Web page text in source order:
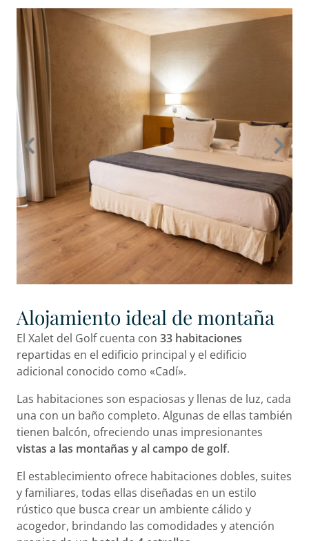
Alojamiento ideal de montaña
El Xalet del Golf cuenta con 33 habitaciones
repartidas en el edificio principal y el edificio
adicional conocido como «Cadí».
Las habitaciones son espaciosas y llenas de luz, cada
una con un baño completo. Algunas de ellas también
tienen balcón, ofreciendo unas impresionantes
vistas a las montañas y al campo de golf.
El establecimiento ofrece habitaciones dobles, suites
y familiares, todas ellas diseñadas en un estilo
rústico que busca crear un ambiente cálido y
acogedor, brindando las comodidades y atención